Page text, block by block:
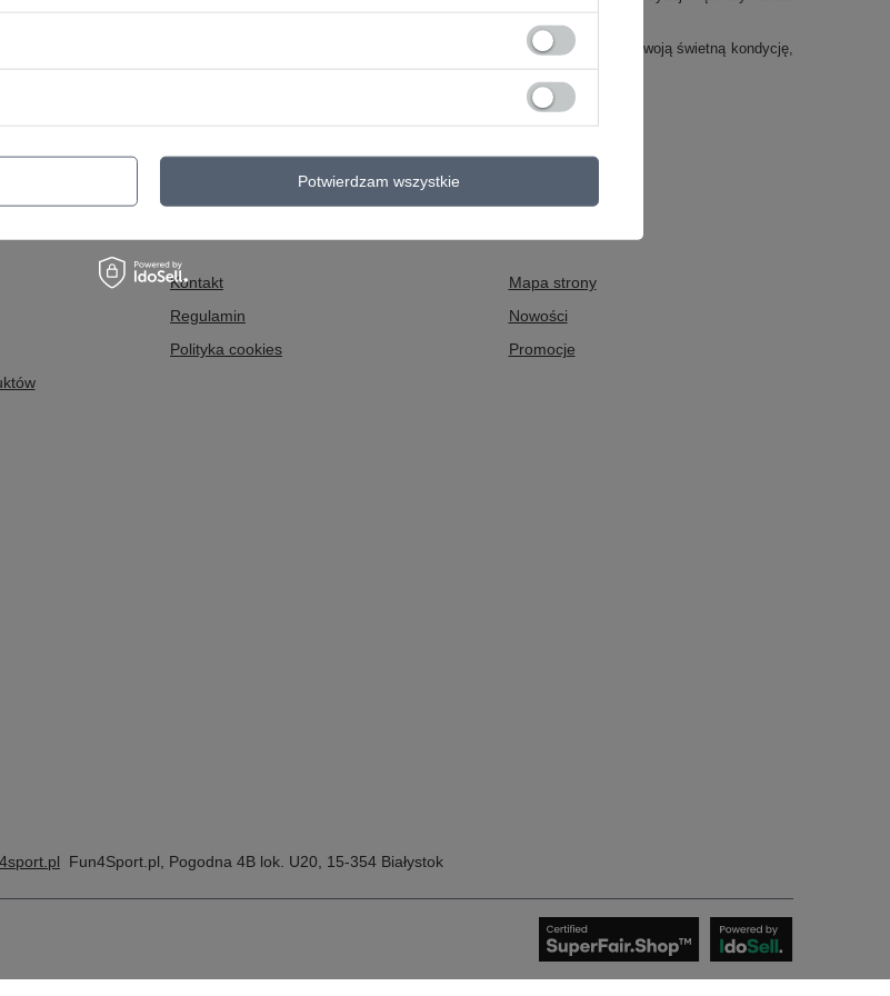
jesienny dzień, warto mieć przy sobie te kilka gadżetów, które sprawią, że nie tylko utrzymasz swoją świetną kondycję,
Kontakt
Regulamin
Polityka cookies
Mapa strony
Nowości
Promocje
Fun4Sport.pl Pogodna 4B lok. U20 15-354 Białystok
Potwierdzam wszystkie